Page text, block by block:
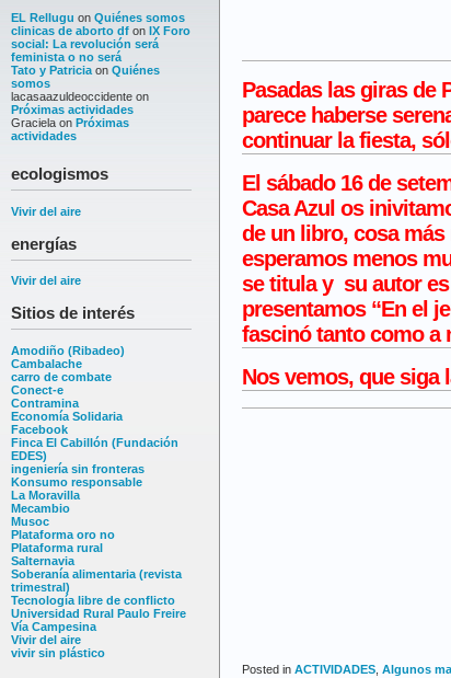
EL Rellugu on Quiénes somos
clinicas de aborto df on IX Foro
social: La revolución será
feminista o no será
Tato y Patricia on Quiénes
somos
lacasaazuldeoccidente on
Próximas actividades
Graciela on Próximas
actividades
ecologismos
Vivir del aire
energías
Vivir del aire
Sitios de interés
Amodiño (Ribadeo)
Cambalache
carro de combate
Conect-e
Contramina
Economía Solidaria
Facebook
Finca El Cabillón (Fundación
EDES)
ingeniería sin fronteras
Konsumo responsable
La Moravilla
Mecambio
Musoc
Plataforma oro no
Plataforma rural
Salternavia
Soberanía alimentaria (revista
trimestral)
Tecnología libre de conflicto
Universidad Rural Paulo Freire
Vía Campesina
Vivir del aire
vivir sin plástico
Pasadas las giras de
parece haberse
continuar la fiesta,
El sábado 16de
Casa Azul os
de un libro, cosa
esperamos menos
se titula y su autor es
presentamos “En el
fascinó tanto como a
Nos vemos, que siga
Posted in ACTIVIDADES Algunos